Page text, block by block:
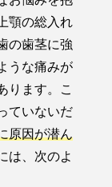
顎の総入れ
の歯茎に強
うな痛みが
ります。こ
ていないだ
原因が潜ん
は、次のよ